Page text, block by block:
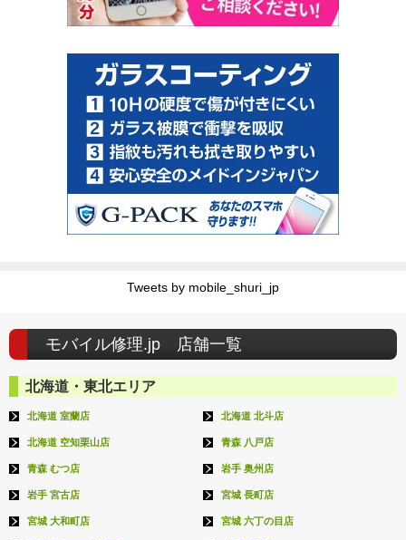
Tweets by mobile_shuri_jp
モバイル修理.jp 店舗一覧
北海道・東北エリア
北海道 室蘭店 北海道 北斗店
北海道 空知栗山店 青森 八戸店
青森 むつ店 岩手 奥州店
岩手 宮古店 宮城 長町店
宮城 大和町店 宮城 六丁の目店